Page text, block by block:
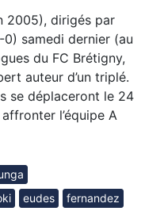
2005), dirigés par
samedi dernier (au
du FC Brétigny,
auteur d’un triplé.
se déplaceront le 24
l’équipe A
eudes
fernandez